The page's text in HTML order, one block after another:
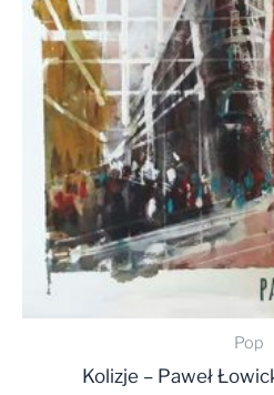
Pop
Kolizje – Paweł